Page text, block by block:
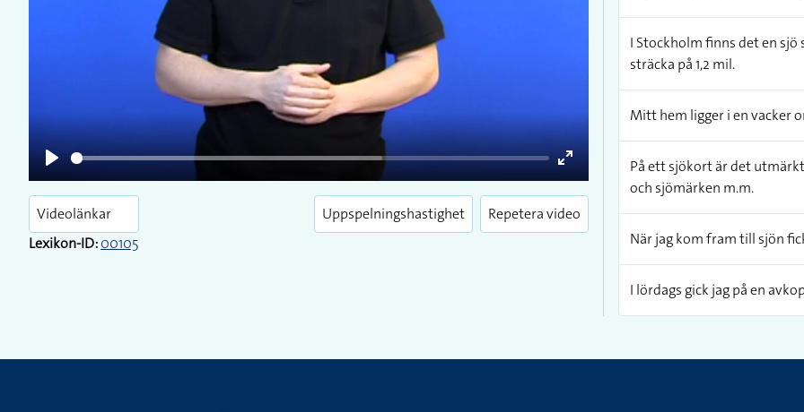
Play
Enter
fullscreen
Videolänkar
Lexikon-ID:00105
Uppspelningshastighet Repetera video
I Stockholm finns det en
sträcka på 1,2 mil.
Mitt hem ligger i en vacker
På ett sjökort är det
och sjömärken m.m.
När jag kom fram till sjön
I lördags gick jag på en